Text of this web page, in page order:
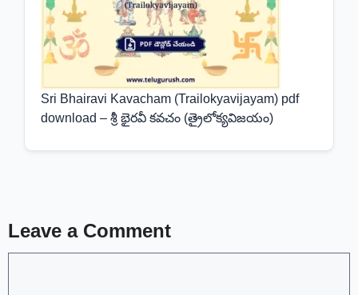
Sri Bhairavi Kavacham (Trailokyavijayam) pdf
download – శ్రీ భైరవీ కవచం (త్రైలోక్యవిజయం)
Leave a Comment